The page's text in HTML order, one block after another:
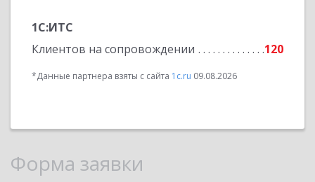
1С:ИТС
Клиентов на сопровождении
120
*Данные партнера взяты с сайта 1c.ru 09.08.2026
Форма заявки